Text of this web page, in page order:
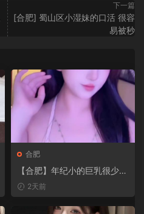
下一篇
[合肥] 蜀山区小湿妹的口活 很容
易被秒
合肥
【合肥】年纪小的巨乳很少能
玩到2天前